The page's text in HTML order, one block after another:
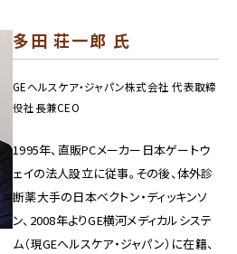
多田 荘一郎 氏
GEヘルスケア・ジャパン株式会社 代表取締
役社長兼CEO
1995年、直販PCメーカー日本ゲートウ
ェイの法人設立に従事。その後、体外診
断薬大手の日本ベクトン・ディッキンソ
ン、2008年よりGE横河メディカルシステ
ム（現GEヘルスケア・ジャパン）に在籍、